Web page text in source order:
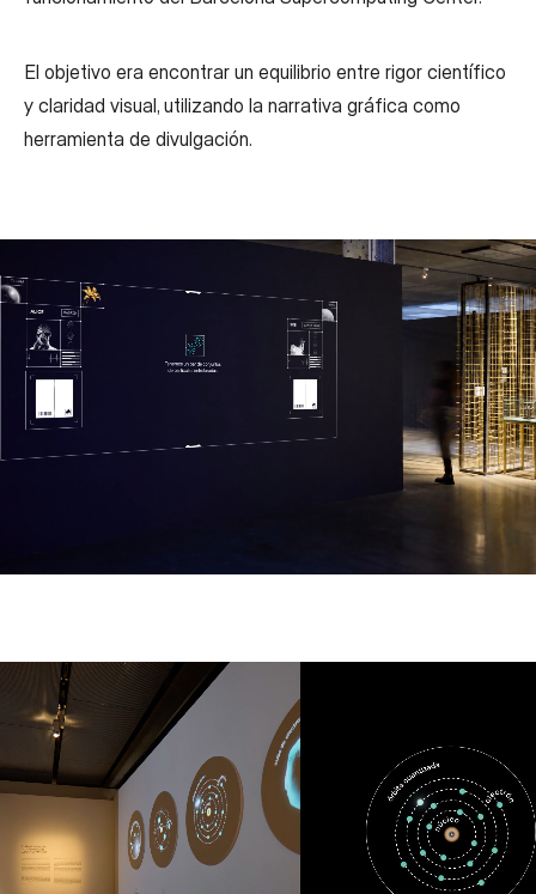
El objetivo era encontrar un equilibrio entre rigor científico
y claridad visual, utilizando la narrativa gráfica como
herramienta de divulgación.